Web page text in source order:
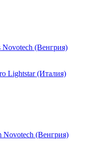
(Венгрия)
Lightstar (Италия)
Novotech (Венгрия)